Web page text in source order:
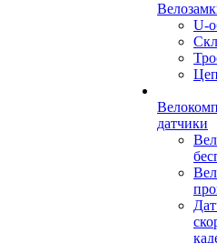
U-
датчики